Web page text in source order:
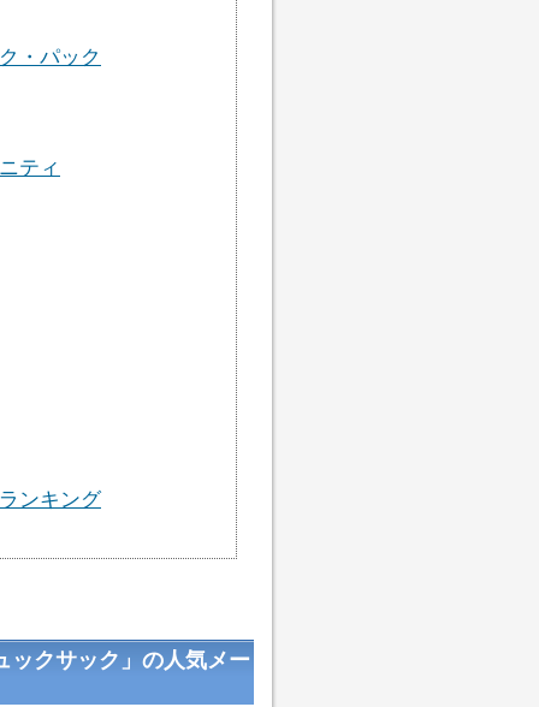
・パック
ティ
ンキング
ックサック」の人気メー